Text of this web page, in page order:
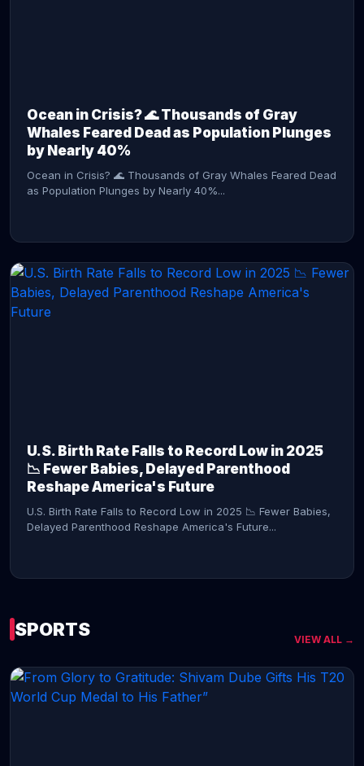
Ocean in Crisis? 🌊 Thousands of Gray
Whales Feared Dead as Population Plunges
by Nearly 40%
Ocean in Crisis? 🌊 Thousands of Gray Whales Feared Dead
as Population Plunges by Nearly 40%...
U.S. Birth Rate Falls to Record Low in 2025
📉 Fewer Babies, Delayed Parenthood
Reshape America's Future
U.S. Birth Rate Falls to Record Low in 2025 📉 Fewer Babies,
Delayed Parenthood Reshape America's Future...
SPORTS VIEW ALL →